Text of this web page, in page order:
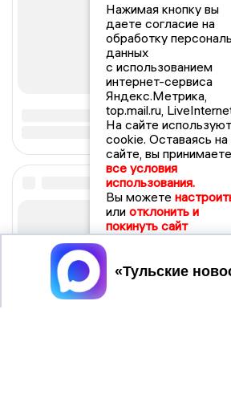
Нажимая кнопку вы
даете согласие на
обработку
данных
с использованием
интернет-сервиса
Яндекс.Метрика,
top.mail.ru,
На сайте
cookie. Оставаясь на
сайте, вы принимаете
все условия
использования.
Вы можете
или отклонить и
покинуть сайт
Принять